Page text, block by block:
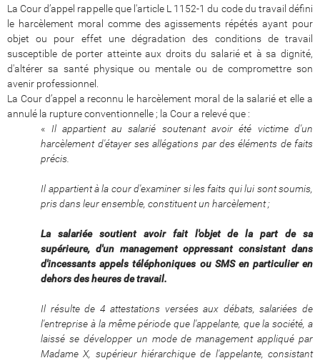
La Cour d’appel rappelle que l'article L 1152-1 du code du travail défini
le harcèlement moral comme des agissements répétés ayant pour
objet ou pour effet une dégradation des conditions de travail
susceptible de porter atteinte aux droits du salarié et à sa dignité,
d'altérer sa santé physique ou mentale ou de compromettre son
avenir professionnel.
La Cour d’appel a reconnu le harcèlement moral de la salarié et elle a
annulé la rupture conventionnelle ; la Cour a relevé que :
« Il appartient au salarié soutenant avoir été victime d'un
harcèlement d'étayer ses allégations par des éléments de faits
précis.
Il appartient à la cour d'examiner si les faits qui lui sont soumis,
pris dans leur ensemble, constituent un harcèlement ;
La salariée soutient avoir fait l'objet de la part de sa
supérieure, d'un management oppressant consistant dans
d'incessants appels téléphoniques ou SMS en particulier en
dehors des heures de travail.
Il résulte de 4 attestations versées aux débats, salariées de
l'entreprise à la même période que l'appelante, que la société, a
laissé se développer un mode de management appliqué par
Madame X, supérieur hiérarchique de l'appelante, consistant